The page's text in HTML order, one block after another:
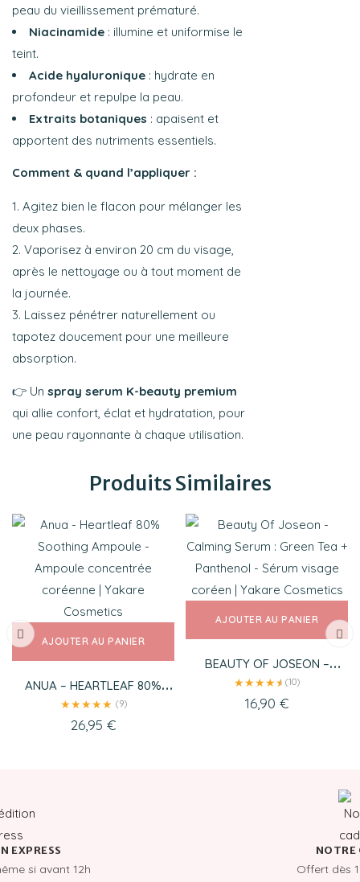
peau du vieillissement prématuré.
Niacinamide : illumine et uniformise le
teint.
Acide hyaluronique : hydrate en
profondeur et repulpe la peau.
Extraits botaniques : apaisent et
apportent des nutriments essentiels.
Comment & quand l’appliquer :
Agitez bien le flacon pour mélanger les
deux phases.
Vaporisez à environ 20 cm du visage,
après le nettoyage ou à tout moment de
la journée.
Laissez pénétrer naturellement ou
tapotez doucement pour une meilleure
absorption.
👉 Un spray serum K-beauty premium
qui allie confort, éclat et hydratation, pour
une peau rayonnante à chaque utilisation.
Produits Similaires
AJOUTER AU PANIER
ANUA – HEARTLEAF 80%
SOOTHING AMPOULE
★★★★★ (9)
26,95 €
AJOUTER AU PANIER
BEAUTY OF JOSEON –
CALMING SERUM : GREEN
TEA + PANTHENOL
★★★★★
★(10)
16,90 €
EXPRESS
si avant 12h
NOTRE
Offert dès